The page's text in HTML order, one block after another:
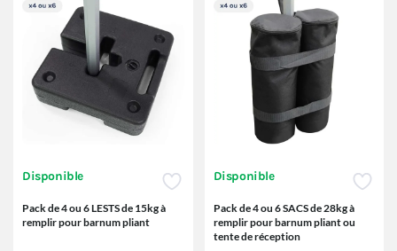
Disponible
Pack de 4 ou 6 LESTS de 15kg à
remplir pour barnum pliant
Disponible
Pack de 4 ou 6 SACS de 28kg à
remplir pour barnum pliant ou
tente de réception